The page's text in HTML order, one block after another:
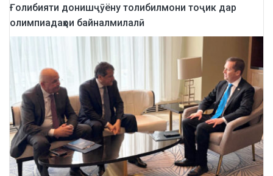
Ғолибияти донишҷӯёну толибилмони тоҷик дар
олимпиадаҳои байналмилалӣ